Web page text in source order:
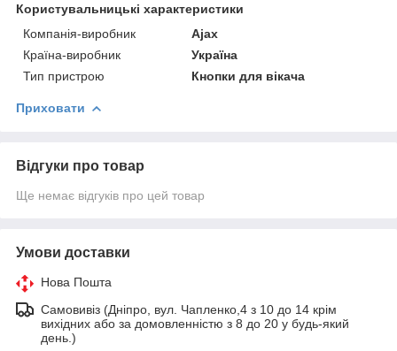
Користувальницькі характеристики
Компанія-виробник
Ajax
Країна-виробник
Україна
Тип пристрою
Кнопки для вікача
Приховати
Відгуки про товар
Ще немає відгуків про цей товар
Умови доставки
Нова Пошта
Самовивіз (Дніпро, вул. Чапленко,4 з 10 до 14 крім
вихідних або за домовленністю з 8 до 20 у будь-який
день.)